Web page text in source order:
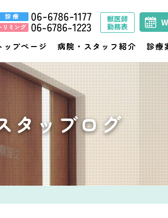
獣医師
勤務表
ップページ 病院・スタッフ紹介 診療
タッブログ